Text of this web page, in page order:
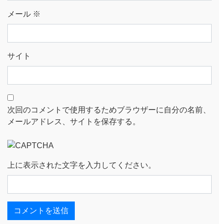
メール ※
サイト
次回のコメントで使用するためブラウザーに自分の名前、
メールアドレス、サイトを保存する。
上に表示された文字を入力してください。